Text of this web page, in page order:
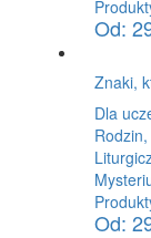
Od:
Znaki,
Dla
Od: